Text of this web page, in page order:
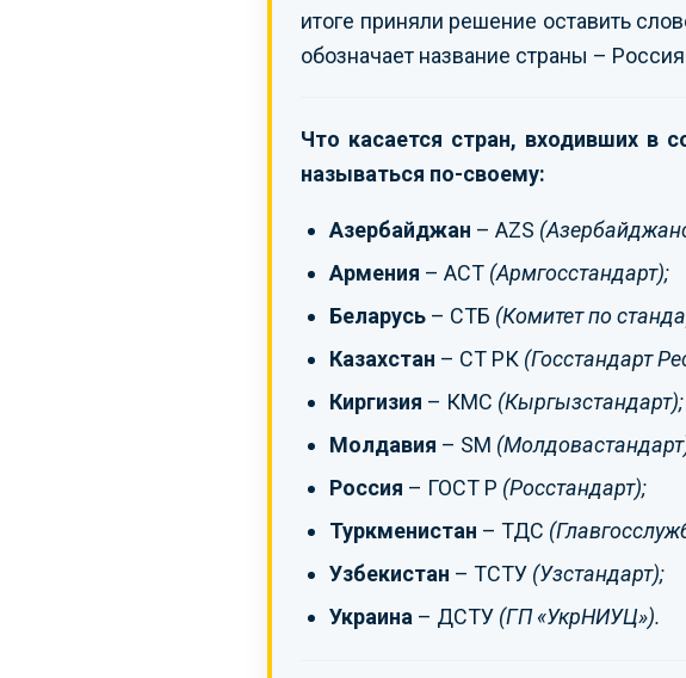
итоге приняли решение оставить
обозначает название страны –
Что касается стран, входивших в
называться по-своему:
Азербайджан – AZS
Армения – ACT (Армгосстандарт);
Беларусь – СТБ (Комитет по
Казахстан – СТ РК (Госстандарт
Киргизия – КМС (Кыргызстандарт);
Молдавия – SM
Россия – ГОСТ Р (Росстандарт);
Туркменистан – ТДС
Узбекистан – ТСТУ (Узстандарт);
Украина – ДСТУ (ГП «УкрНИУЦ»).